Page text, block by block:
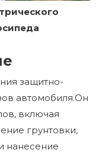
защитно-
автомобиля.Он
включая
грунтовки,
нанесение